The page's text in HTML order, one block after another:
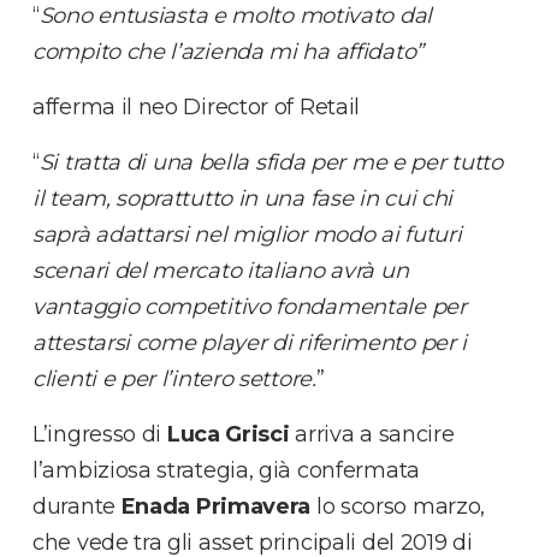
“Sono entusiasta e molto motivato dal
compito che l’azienda mi ha affidato”
afferma il neo Director of Retail
“Si tratta di una bella sfida per me e per tutto
il team, soprattutto in una fase in cui chi
saprà adattarsi nel miglior modo ai futuri
scenari del mercato italiano avrà un
vantaggio competitivo fondamentale per
attestarsi come player di riferimento per i
clienti e per l’intero settore.”
L’ingresso di Luca Grisciarriva a sancire
l’ambiziosa strategia, già confermata
durante Enada Primavera lo scorso marzo,
che vede tra gli asset principali del 2019 di